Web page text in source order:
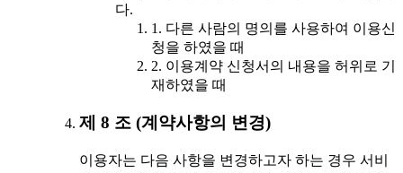
다.
1. 다른 사람의 명의를 사용하여 이용신
청을 하였을 때
2. 이용계약 신청서의 내용을 허위로 기
재하였을 때
제 8 조 (계약사항의 변경)
이용자는 다음 사항을 변경하고자 하는 경우 서비